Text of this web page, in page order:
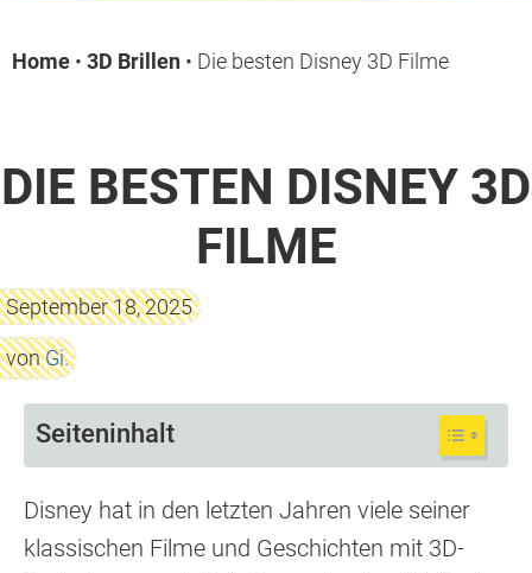
Home • 3D Brillen • Die besten Disney 3D Filme
DIE BESTEN DISNEY 3D
FILME
September 18, 2025
vonGi.
Seiteninhalt
Disney hat in den letzten Jahren viele seiner
klassischen Filme und Geschichten mit 3D-